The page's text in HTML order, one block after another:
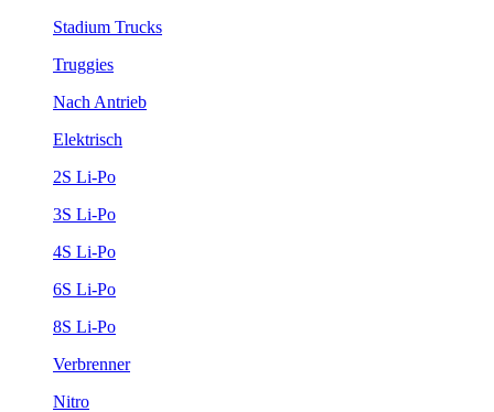
Stadium Trucks
Truggies
Nach Antrieb
Elektrisch
2S Li-Po
3S Li-Po
4S Li-Po
6S Li-Po
8S Li-Po
Verbrenner
Nitro